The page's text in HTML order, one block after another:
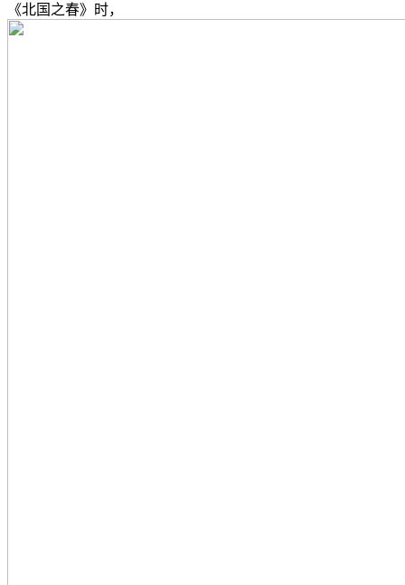
《北国之春》时，